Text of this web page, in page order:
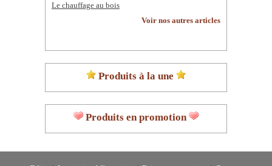
Le chauffage au bois
Voir nos autres articles
Produits à la une
Produits en promotion